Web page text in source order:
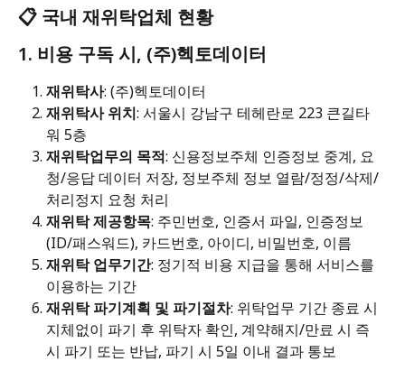
📋 국내 재위탁업체 현황
1. 비용 구독 시, (주)헥토데이터
재위탁사: (주)헥토데이터
재위탁사 위치: 서울시 강남구 테헤란로 223 큰길타
워 5층
재위탁업무의 목적: 신용정보주체 인증정보 중계, 요
청/응답 데이터 저장, 정보주체 정보 열람/정정/삭제/
처리정지 요청 처리
재위탁 제공항목: 주민번호, 인증서 파일, 인증정보
(ID/패스워드), 카드번호, 아이디, 비밀번호, 이름
재위탁 업무기간: 정기적 비용 지급을 통해 서비스를
이용하는 기간
재위탁 파기계획 및 파기절차: 위탁업무 기간 종료 시
지체없이 파기 후 위탁자 확인, 계약해지/만료 시 즉
시 파기 또는 반납, 파기 시 5일 이내 결과 통보